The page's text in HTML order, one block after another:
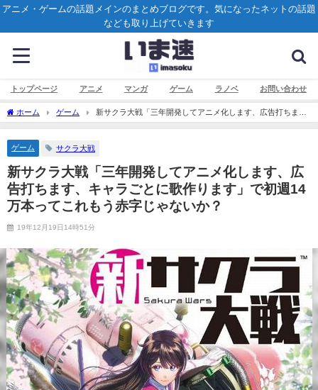
アニメ・ゲームの話題メインのまとめブログです。気になったネットの話題
なども取り上げていきます
トップページ アニメ マンガ ゲーム ラノベ お問い合わせ
ホーム ゲーム
新サクラ大戦「三年開発してアニメ化します、広告打ちま
す、キャラごとに歌作ります」で初週14万本ってこれもう赤字じゃないか？
ゲーム サクラ大戦
新サクラ大戦「三年開発してアニメ化します、広
告打ちます、キャラごとに歌作ります」で初週14
万本ってこれもう赤字じゃないか？
19年12月19日14時51分